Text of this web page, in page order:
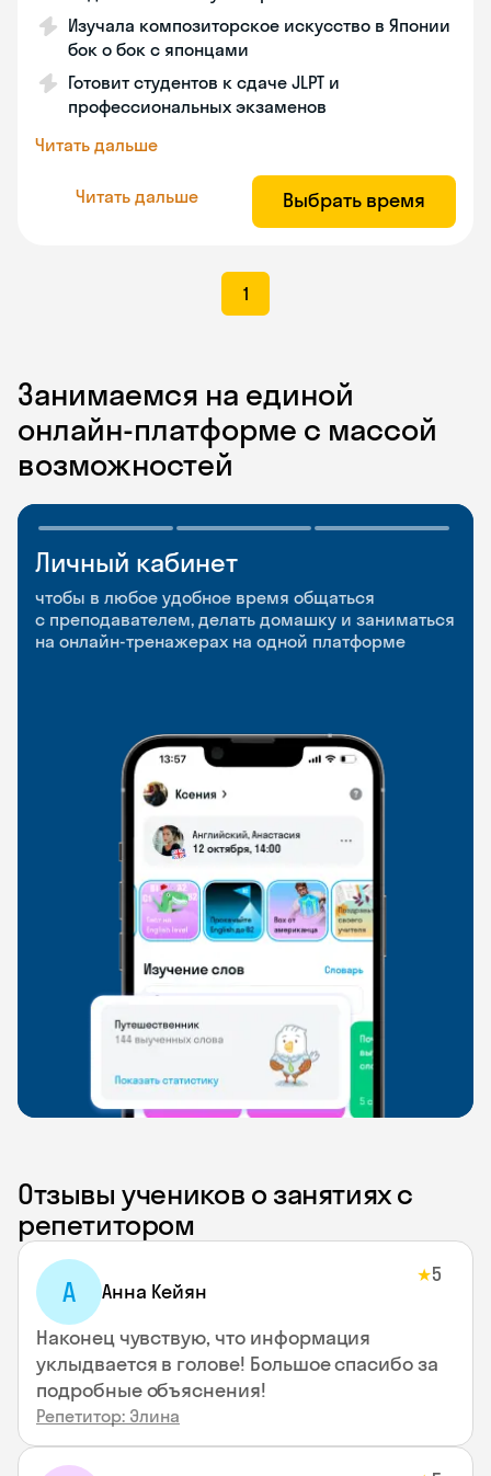
Изучала композиторское искусство в Японии
бок о бок с японцами
Готовит студентов к сдаче JLPT и
профессиональных экзаменов
Читать дальше
Читать дальше Выбрать время
1
Занимаемся на единой
онлайн-платформе с массой
возможностей
Личный кабинет
чтобы в любое удобное время общаться
с преподавателем, делать домашку и заниматься
на онлайн-тренажерах на одной платформе
Мобильное
приложение
чтобы заниматься и изучать новые слова где
и когда удобно
Разговорные клубы
и Talks
Групповые занятия для разговорной практики
и индивидуальные встречи с преподавателями
Отзывы учеников о занятиях с
репетитором
А Анна Кейян
★5
Наконец чувствую, что информация
уклыдвается в голове! Большое спасибо за
подробные объяснения!
Репетитор: Элина